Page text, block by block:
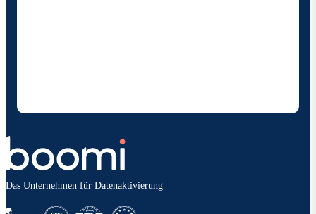
Das Unternehmen für Datenaktivierung